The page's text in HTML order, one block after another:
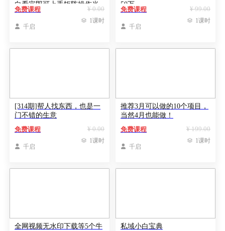
白看完即可上手矩阵操作当
下最火 收益最快
¥ 0.00
免费课程
 千启
 1课时
50万
¥ 99.00
免费课程
 千启
 1课时
[314期]帮人找东西，也是一
门不错的生意
¥ 0.00
免费课程
 千启
 1课时
推荐3月可以做的10个项目，
当然4月也能做！
¥ 199.00
免费课程
 千启
 1课时
全网视频无水印下载等5个牛
私域小白宝典